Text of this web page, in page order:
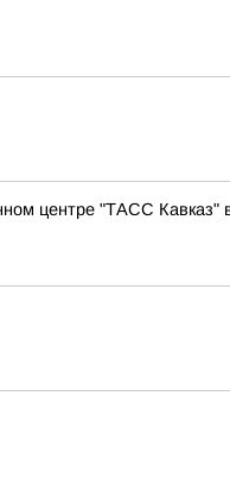
центре "ТАСС Кавказ"